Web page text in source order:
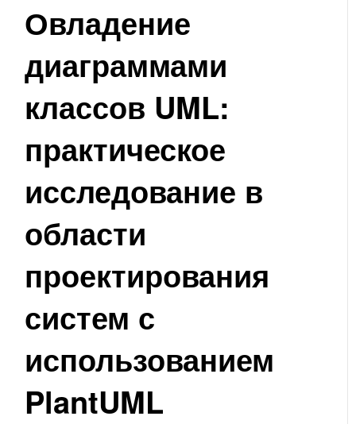
Овладение
диаграммами
классов UML:
практическое
исследование в
области
проектирования
систем с
использованием
PlantUML